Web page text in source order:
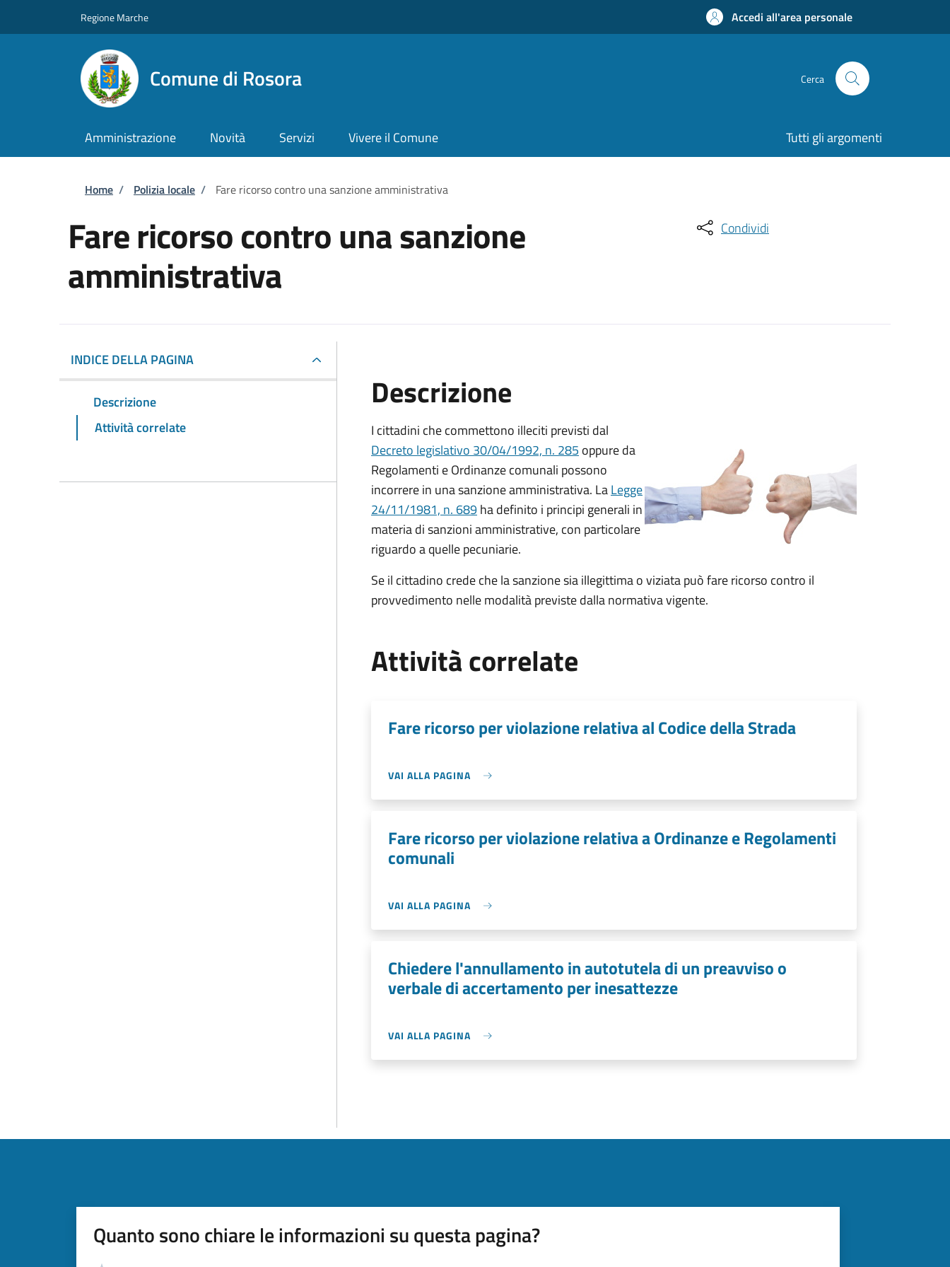
Regione Marche Accedi all'area personale
Comune di Rosora Cerca
Amministrazione Novità Servizi Vivere il Comune Tutti gli argomenti
Briciole di pane
Home / Polizia locale / Fare ricorso contro una sanzione amministrativa
Fare ricorso contro una sanzione
amministrativa
Condividi
INDICE DELLA PAGINA
Descrizione
Attività correlate
Descrizione
I cittadini che commettono illeciti previsti dal
Decreto legislativo 30/04/1992, n. 285 oppure da
Regolamenti e Ordinanze comunali possono
incorrere in una sanzione amministrativa. LaLegge
24/11/1981, n. 689ha definito i principi generali in
materia di sanzioni amministrative, con particolare
riguardo a quelle pecuniarie.
Se il cittadino crede che la sanzione sia illegittima o viziata può fare ricorso contro il
provvedimento nelle modalità previstedalla normativa vigente.
Attività correlate
Fare ricorso per violazione relativa al Codice della Strada
VAI ALLA PAGINA
Fare ricorso per violazione relativa a Ordinanze e Regolamenti
comunali
VAI ALLA PAGINA
Chiedere l'annullamento in autotutela di un preavviso o
verbale di accertamento per inesattezze
VAI ALLA PAGINA
Quanto sono chiare le informazioni su questa pagina?